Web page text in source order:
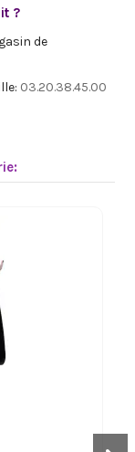
?
de
03.20.38.45.00